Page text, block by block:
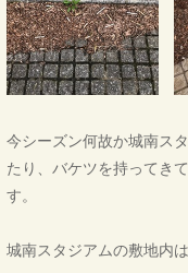
今シーズン何故か城南ス
たり、バケツを持ってき
す。
城南スタジアムの敷地内